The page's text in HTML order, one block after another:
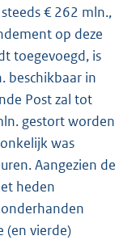
€ 262 mln.,
op deze
toegevoegd, is
beschikbaar in
Post zal tot
gestort worden
was
Aangezien de
heden
(en vierde)